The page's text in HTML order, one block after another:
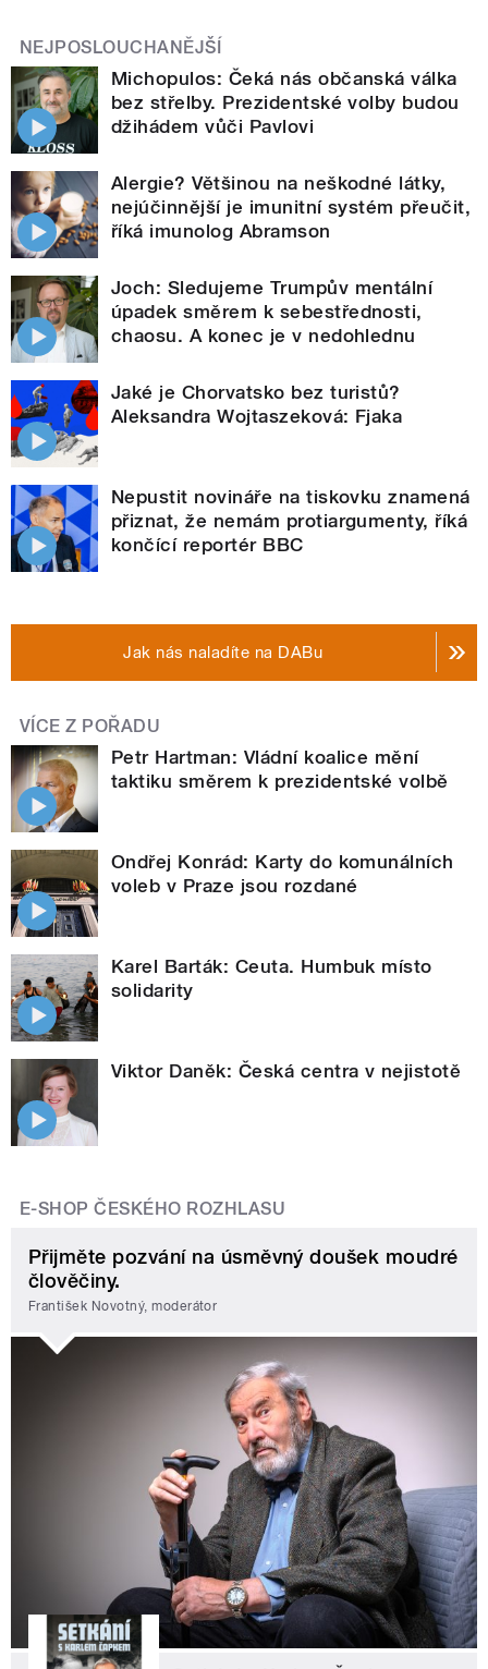
NEJPOSLOUCHANĚJŠÍ
Michopulos: Čeká nás občanská válka
bez střelby. Prezidentské volby budou
džihádem vůči Pavlovi
Alergie? Většinou na neškodné látky,
nejúčinnější je imunitní systém přeučit,
říká imunolog Abramson
Joch: Sledujeme Trumpův mentální
úpadek směrem k sebestřednosti,
chaosu. A konec je v nedohlednu
Jaké je Chorvatsko bez turistů?
Aleksandra Wojtaszeková: Fjaka
Nepustit novináře na tiskovku znamená
přiznat, že nemám protiargumenty, říká
končící reportér BBC
Jak nás naladíte na DABu
VÍCE Z POŘADU
Petr Hartman: Vládní koalice mění
taktiku směrem k prezidentské volbě
Ondřej Konrád: Karty do komunálních
voleb v Praze jsou rozdané
Karel Barták: Ceuta. Humbuk místo
solidarity
Viktor Daněk: Česká centra v nejistotě
E-SHOP ČESKÉHO ROZHLASU
Přijměte pozvání na úsměvný doušek moudré
člověčiny.
František Novotný, moderátor